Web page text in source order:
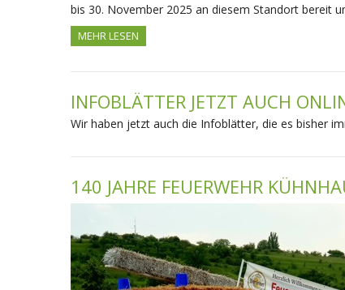
bis 30. November 2025 an diesem Standort bereit
MEHR LESEN
INFOBLÄTTER JETZT AUCH
Wir haben jetzt auch die Infoblätter, die es bisher
140 JAHRE FEUERWEHR